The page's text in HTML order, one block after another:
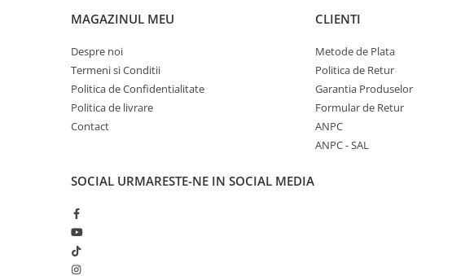
MAGAZINUL MEU
Despre noi
Termeni si Conditii
Politica de Confidentialitate
Politica de livrare
Contact
CLIENTI
Metode de Plata
Politica de Retur
Garantia Produselor
Formular de Retur
ANPC
ANPC - SAL
SOCIAL URMARESTE-NE IN SOCIAL MEDIA